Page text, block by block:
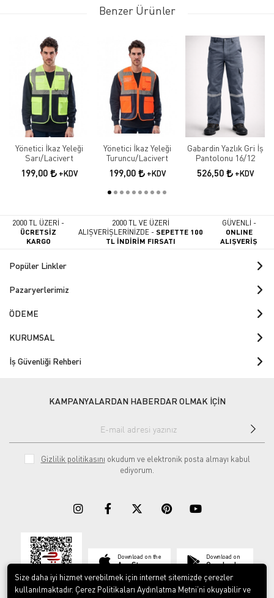
Benzer Ürünler
Yönetici İkaz Yeleği
Sarı/Lacivert
199,00 +KDV
Yönetici İkaz Yeleği
Turuncu/Lacivert
199,00 +KDV
Gabardin Yazlık Gri İş
Pantolonu 16/12
526,50 +KDV
2000 TL ÜZERİ -
ÜCRETSİZ
KARGO
2000 TL VE ÜZERİ
ALIŞVERİŞLERİNİZDE -SEPETTE 100
TL İNDİRİM FIRSATI
GÜVENLİ -
ONLINE
ALIŞVERİŞ
Popüler Linkler
Pazaryerlerimiz
ÖDEME
KURUMSAL
İş Güvenliği Rehberi
KAMPANYALARDAN HABERDAR OLMAK İÇİN
Gizlilik politikasını okudum ve elektronik posta almayı kabul
ediyorum.
Download on the
App Store
Download on
Google play
Size daha iyi hizmet verebilmek için internet sitemizde çerezler
kullanılmaktadır. Çerez Politikaları Aydınlatma Metni’ni okuyabilir ve